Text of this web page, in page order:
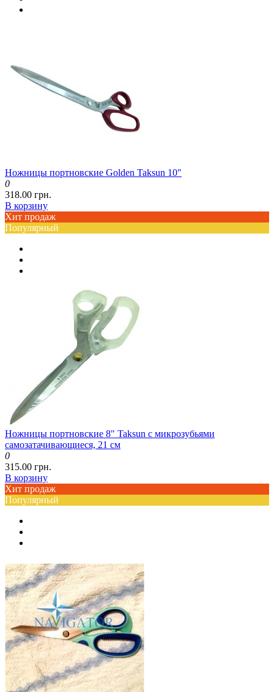
Ножницы портновские Golden Taksun 10"
0
318.00 грн.
В корзину
Хит продаж
Популярный
Ножницы портновские 8" Taksun с микрозубьями
самозатачивающиеся, 21 см
0
315.00 грн.
В корзину
Хит продаж
Популярный